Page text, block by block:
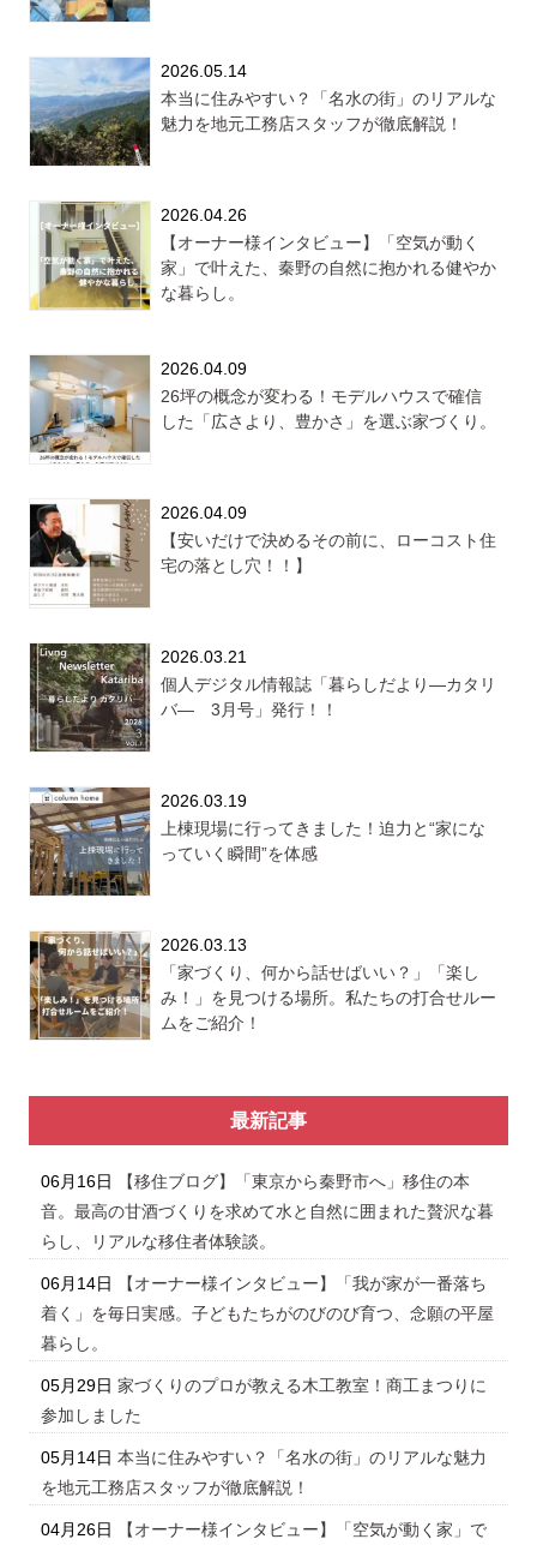
2026.05.14
本当に住みやすい？「名水の街」のリアルな
魅力を地元工務店スタッフが徹底解説！
2026.04.26
【オーナー様インタビュー】「空気が動く
家」で叶えた、秦野の自然に抱かれる健やか
な暮らし。
2026.04.09
26坪の概念が変わる！モデルハウスで確信
した「広さより、豊かさ」を選ぶ家づくり。
2026.04.09
【安いだけで決めるその前に、ローコスト住
宅の落とし穴！！】
2026.03.21
個人デジタル情報誌「暮らしだより―カタリ
バ― 3月号」発行！！
2026.03.19
上棟現場に行ってきました！迫力と“家にな
っていく瞬間”を体感
2026.03.13
「家づくり、何から話せばいい？」「楽し
み！」を見つける場所。私たちの打合せルー
ムをご紹介！
最新記事
06月16日
【移住ブログ】「東京から秦野市へ」移住の本
音。最高の甘酒づくりを求めて水と自然に囲まれた贅沢な暮
らし、リアルな移住者体験談。
06月14日
【オーナー様インタビュー】「我が家が一番落ち
着く」を毎日実感。子どもたちがのびのび育つ、念願の平屋
暮らし。
05月29日 家づくりのプロが教える木工教室！商工まつりに
参加しました
05月14日 本当に住みやすい？「名水の街」のリアルな魅力
を地元工務店スタッフが徹底解説！
04月26日
【オーナー様インタビュー】「空気が動く家」で